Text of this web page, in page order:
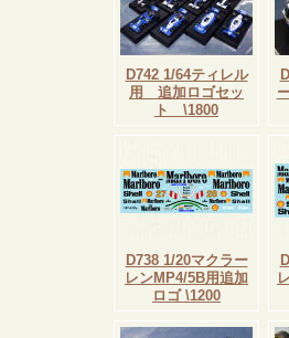
D742 1/64ティレル
用 追加ロゴセッ
ト \1800
D738 1/20マクラー
レンMP4/5B用追加
ロゴ \1200